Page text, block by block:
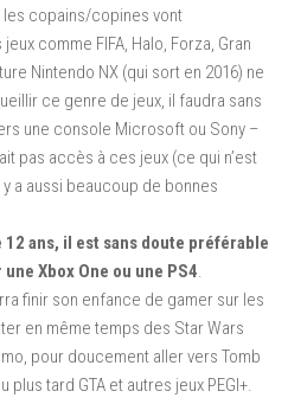
copains/copines vont
comme FIFA, Halo, Forza, Gran
Nintendo NX (qui sort en 2016) ne
ce genre de jeux, il faudra sans
une console Microsoft ou Sony –
pas accès à ces jeux (ce qui n’est
a aussi beaucoup de bonnes
ans, il est sans doute préférable
Xbox One ou une PS4.
finir son enfance de gamer sur les
en même temps des Star Wars
pour doucement aller vers Tomb
plus tard GTA et autres jeux PEGI+.